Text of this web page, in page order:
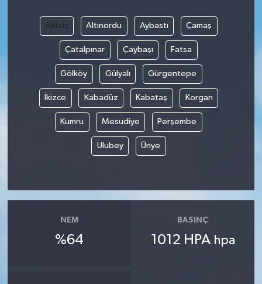
Akkuş Altınordu Aybastı Çamaş
Çatalpınar Çaybaşı Fatsa
Gölköy Gülyalı Gürgentepe
İkizce Kabadüz Kabataş Korgan
Kumru Mesudiye Perşembe
Ulubey Ünye
NEM
%64
BASINÇ
1012 HPA hpa